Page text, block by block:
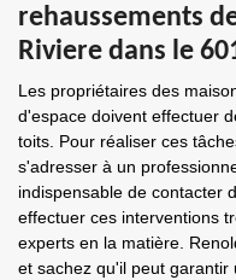
rehaussements
Riviere dans le
Les propriétaires des
d'espace doivent effectuer
toits. Pour réaliser ces
s'adresser à un
indispensable de contacter
effectuer ces interventions
experts en la matière.
et sachez qu'il peut garantir